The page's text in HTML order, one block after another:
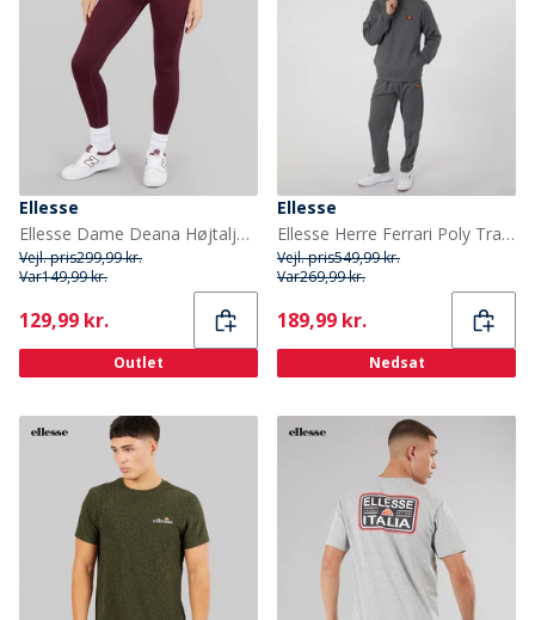
Ellesse
Ellesse Dame Deana Højtaljede Stramme Leggings Dark Purple
Vejl. pris299,99 kr.
Var149,99 kr.
Current
129,99 kr.
Outlet
Ellesse
Ellesse Herre Ferrari Poly Tracksuit Mørkegrå
Vejl. pris549,99 kr.
Var269,99 kr.
Current
189,99 kr.
Nedsat